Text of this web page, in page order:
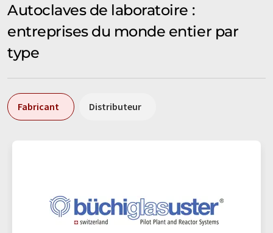
Autoclaves de laboratoire :
entreprises du monde entier par
type
Fabricant Distributeur